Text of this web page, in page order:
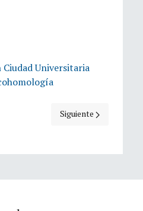
Ciudad Universitaria
Artículo siguiente:
Siguiente